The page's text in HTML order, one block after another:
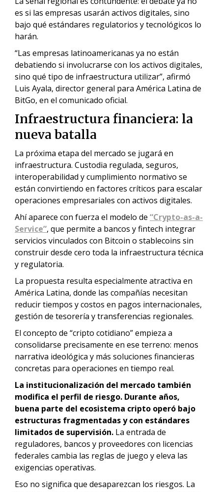
es si las empresas usarán activos digitales, sino
bajo qué estándares regulatorios y tecnológicos lo
harán.
“Las empresas latinoamericanas ya no están
debatiendo si involucrarse con los activos digitales,
sino qué tipo de infraestructura utilizar”, afirmó
Luis Ayala, director general para América Latina de
BitGo, en el comunicado oficial.
Infraestructura financiera: la
nueva batalla
La próxima etapa del mercado se jugará en
infraestructura. Custodia regulada, seguros,
interoperabilidad y cumplimiento normativo se
están convirtiendo en factores críticos para escalar
operaciones empresariales con activos digitales.
Ahí aparece con fuerza el modelo de “Crypto-as-a-
Service”, que permite a bancos y fintech integrar
servicios vinculados con Bitcoin o stablecoins sin
construir desde cero toda la infraestructura técnica
y regulatoria.
La propuesta resulta especialmente atractiva en
América Latina, donde las compañías necesitan
reducir tiempos y costos en pagos internacionales,
gestión de tesorería y transferencias regionales.
El concepto de “cripto cotidiano” empieza a
consolidarse precisamente en ese terreno: menos
narrativa ideológica y más soluciones financieras
concretas para operaciones en tiempo real.
La institucionalización del mercado también
modifica el perfil de riesgo. Durante años,
buena parte del ecosistema cripto operó bajo
estructuras fragmentadas y con estándares
limitados de supervisión. La entrada de
reguladores, bancos y proveedores con licencias
federales cambia las reglas de juego y eleva las
exigencias operativas.
Eso no significa que desaparezcan los riesgos. La